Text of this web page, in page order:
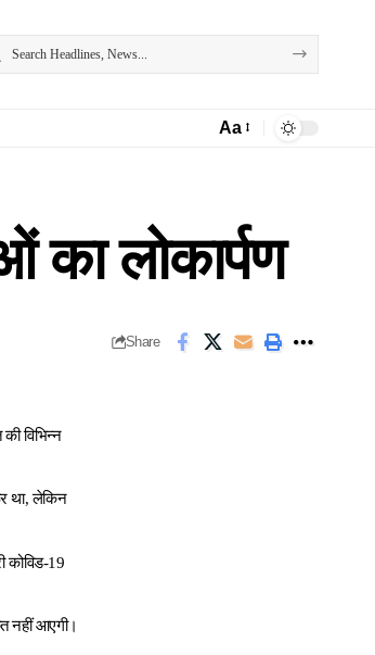
Aa
का लोकार्पण
Share
विभिन्न
था, लेकिन
कोविड-19
नहीं आएगी।